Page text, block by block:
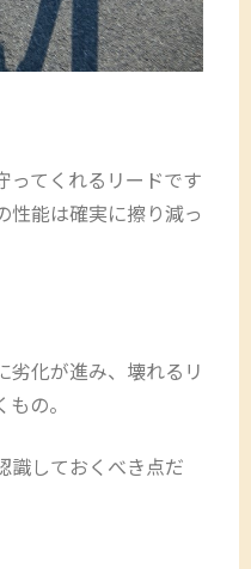
ってくれるリードです
性能は確実に擦り減っ
劣化が進み、壊れるリ
の。
識しておくべき点だ